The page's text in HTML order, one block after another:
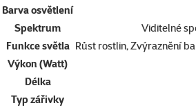
Barva osvětlení
Spektrum
Viditelné
Funkce světla Růst rostlin, Zvýraznění
Výkon (Watt)
Délka
Typ zářivky